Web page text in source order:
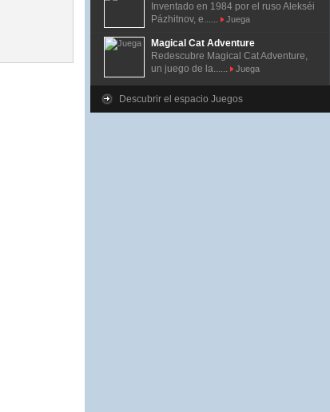
Inventado en 1984 por el ruso Alekséi
Pázhitnov, e......
Juega
Magical Cat Adventure
Redescubre Magical Cat Adventure,
un juego de la......
Juega
Descubrir el espacio Juegos